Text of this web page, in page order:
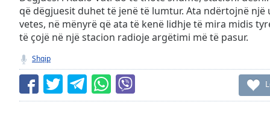
currently
behind
LIVE
Remaining
Time-
që dëgjuesit duhet të jenë të lumtur. Ata ndërtojnë
vetes, në mënyrë që ata të kenë lidhje të mira midis
të çojë në një stacion radioje argëtimi më të pasur.
Shqip